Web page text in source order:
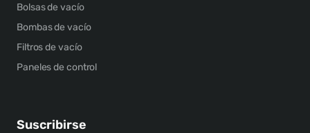
Bolsas de vacío
Bombas de vacío
Filtros de vacío
Paneles de control
Suscribirse